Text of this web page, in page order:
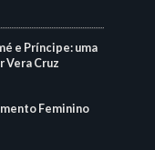
e Príncipe: uma
Vera Cruz
Feminino